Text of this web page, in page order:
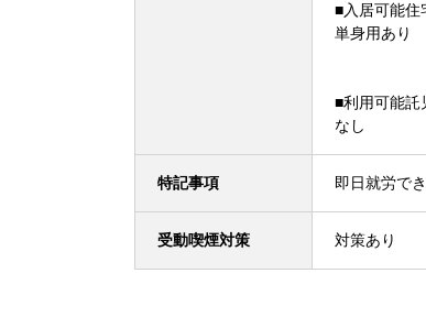
■入居可能住
単身用あり
■利用可能託
なし
特記事項 即日就労で
受動喫煙対策 対策あり